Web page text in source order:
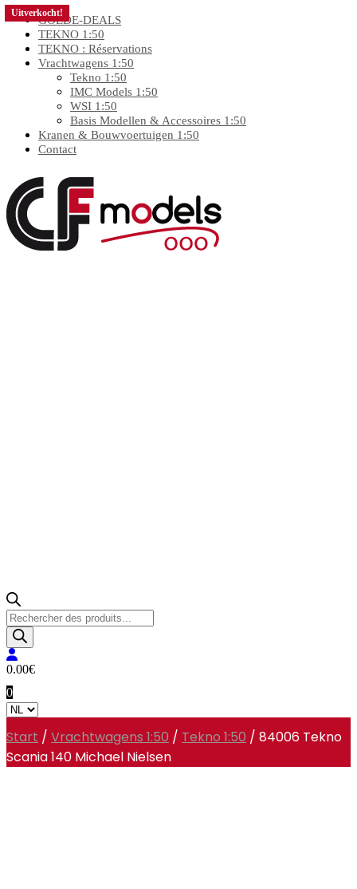
GOEDE-DEALS
TEKNO 1:50
TEKNO : Réservations
Vrachtwagens 1:50
Tekno 1:50
IMC Models 1:50
WSI 1:50
Basis Modellen & Accessoires 1:50
Kranen & Bouwvoertuigen 1:50
Contact
Producten
zoeken
0.00€
0
Uitverkocht!
Start / Vrachtwagens 1:50 / Tekno 1:50 / 84006 Tekno
Scania 140 Michael Nielsen